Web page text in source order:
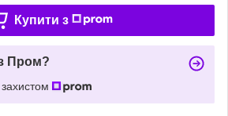
Купити з
Пром?